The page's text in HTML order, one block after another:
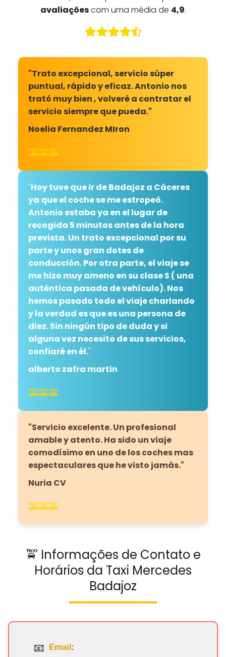
avaliaçõescom uma média de 4,9.
"Trato excepcional, servicio súper
puntual, rápido y eficaz. Antonio nos
trató muy bien , volveré a contratar el
servicio siempre que pueda."
Noelia Fernandez MIron
🚕🚕🚕
"Hoy tuve que ir de Badajoz a Cáceres
ya que el coche se me estropeó.
Antonio estaba ya en el lugar de
recogida 5 minutos antes de la hora
prevista. Un trato excepcional por su
parte y unos gran dotes de
conducción. Por otra parte, el viaje se
me hizo muy ameno en su clase S ( una
auténtica pasada de vehículo). Nos
hemos pasado todo el viaje charlando
y la verdad es que es una persona de
diez. Sin ningún tipo de duda y si
alguna vez necesito de sus servicios,
confiaré en él."
alberto zafra martin
🚕🚕🚕
"Servicio excelente. Un profesional
amable y atento. Ha sido un viaje
comodísimo en uno de los coches mas
espectaculares que he visto jamás."
Nuria CV
🚕🚕🚕
🚖 Informações de Contato e
Horários da Taxi Mercedes
Badajoz
Email: